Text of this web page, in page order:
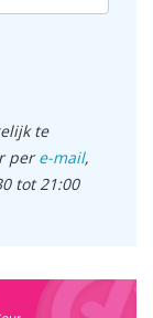
te
pere-mail,
tot 21:00